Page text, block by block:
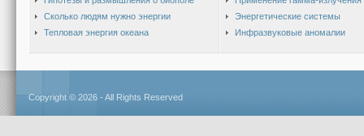
Сколько людям нужно энергии
Тепловая энергия океана
Энергетические системы
Инфразвуковые аномалии
Copyright © 2026 - All Rights Reserved